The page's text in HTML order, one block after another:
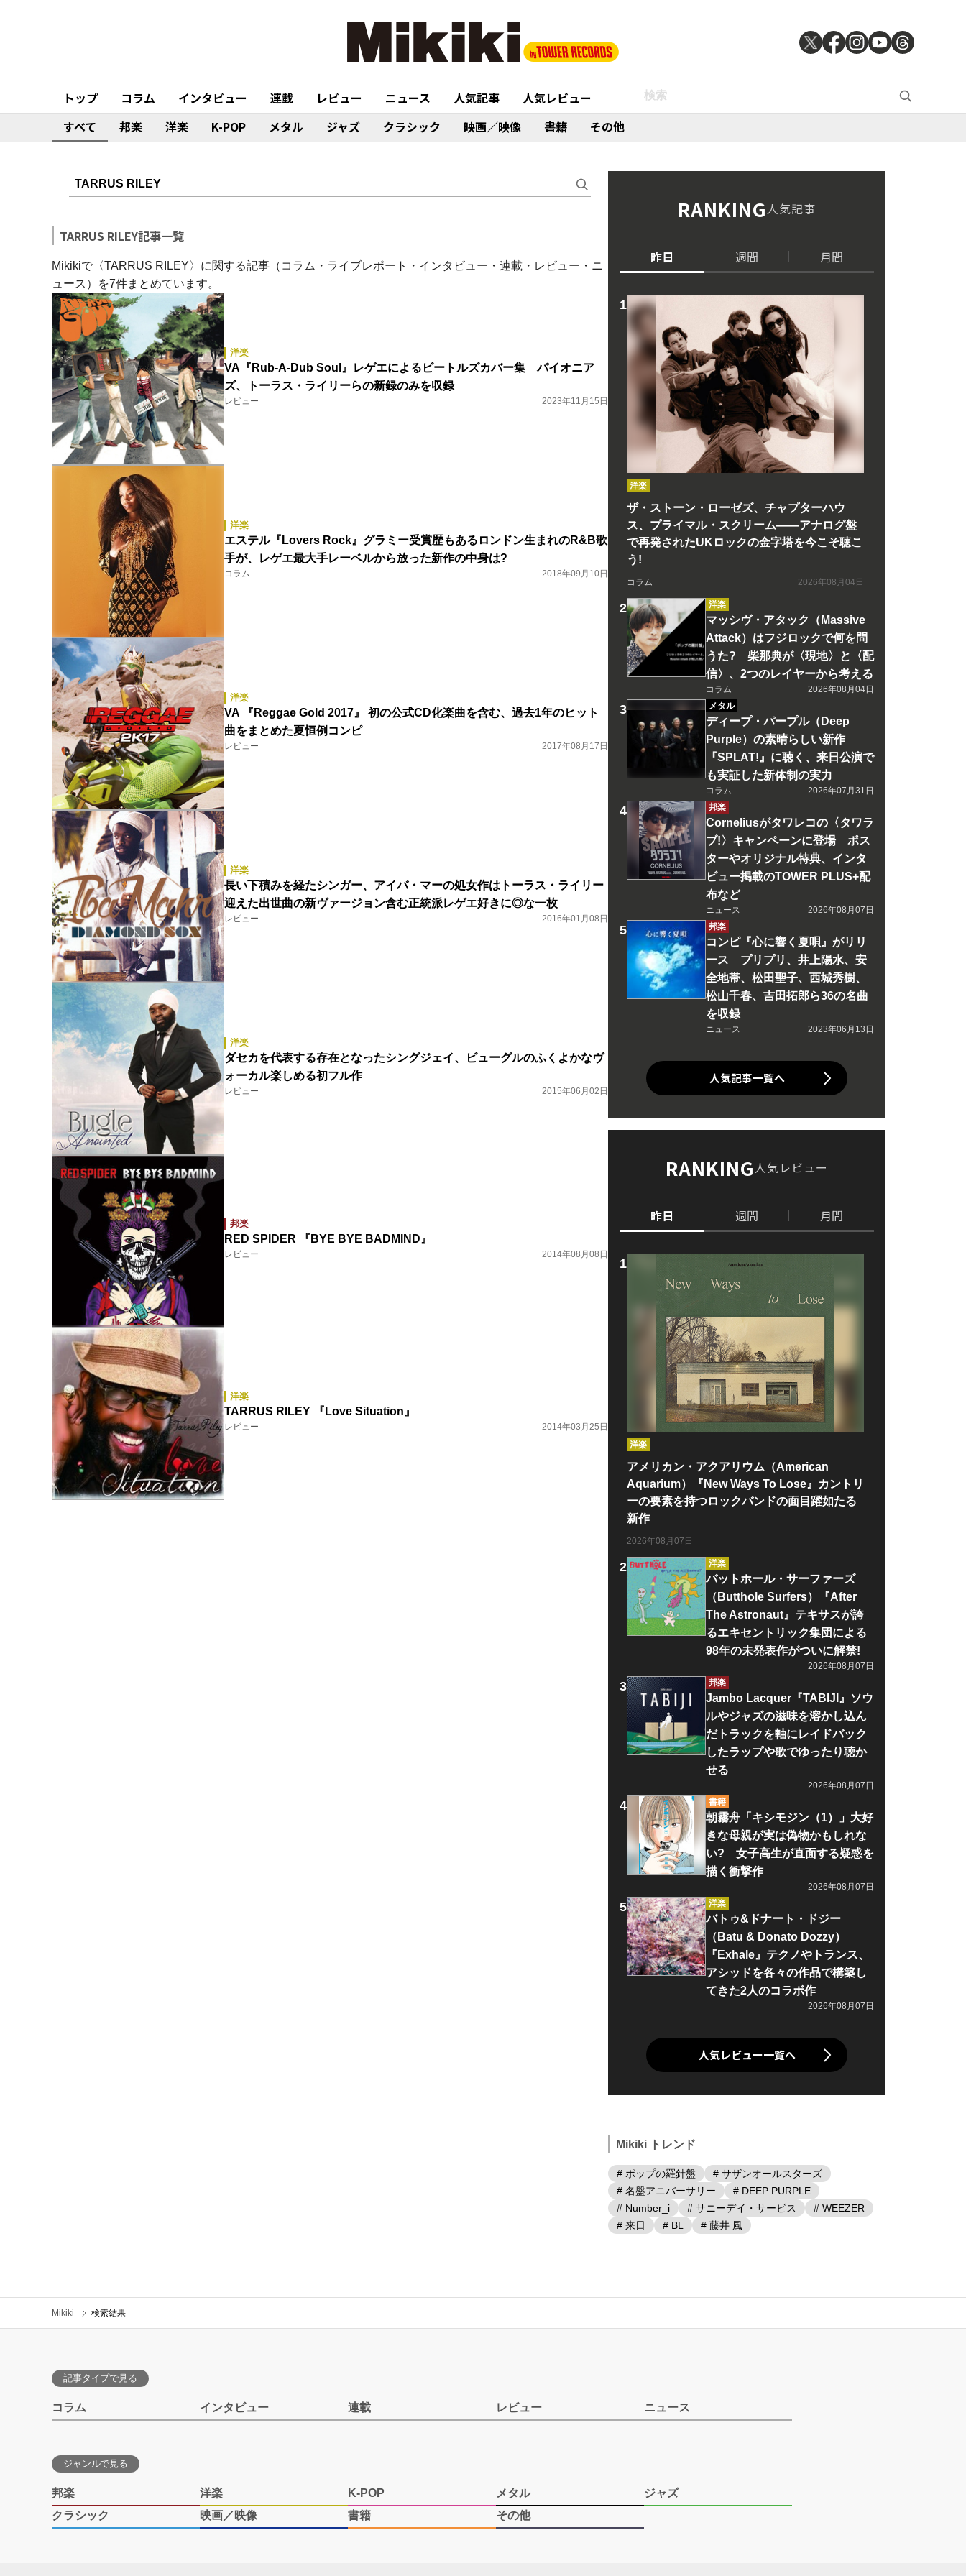
トップ コラム インタビュー 連載 レビュー ニュース 人気記事
人気レビュー
すべて
邦楽 洋楽 K-POP メタル ジャズ クラシック 映画／映像 書籍 その他
TARRUS RILEY記事一覧
Mikikiで〈TARRUS RILEY〉に関する記事（コラム・ライブレポート・インタビュー・連載・レビュー・ニ
ュース）を7件まとめています。
洋楽
VA『Rub-A-Dub Soul』レゲエによるビートルズカバー集 パイオニア
ズ、トーラス・ライリーらの新録のみを収録
レビュー 2023年11月15日
洋楽
エステル『Lovers Rock』グラミー受賞歴もあるロンドン生まれのR&B歌
手が、レゲエ最大手レーベルから放った新作の中身は?
コラム 2018年09月10日
洋楽
VA 『Reggae Gold 2017』 初の公式CD化楽曲を含む、過去1年のヒット
曲をまとめた夏恒例コンピ
レビュー 2017年08月17日
洋楽
長い下積みを経たシンガー、アイバ・マーの処女作はトーラス・ライリー
迎えた出世曲の新ヴァージョン含む正統派レゲエ好きに◎な一枚
レビュー 2016年01月08日
洋楽
ダセカを代表する存在となったシングジェイ、ビューグルのふくよかなヴ
ォーカル楽しめる初フル作
レビュー 2015年06月02日
邦楽
RED SPIDER 『BYE BYE BADMIND』
レビュー 2014年08月08日
洋楽
TARRUS RILEY 『Love Situation』
レビュー 2014年03月25日
RANKING人気記事
昨日 週間 月間
洋楽
ザ・ストーン・ローゼズ、チャプターハウ
ス、プライマル・スクリーム――アナログ盤
で再発されたUKロックの金字塔を今こそ聴こ
う!
コラム 2026年08月04日
洋楽
マッシヴ・アタック（Massive
Attack）はフジロックで何を問
うた? 柴那典が〈現地〉と〈配
信〉、2つのレイヤーから考える
コラム
2026年08月04日
メタル
ディープ・パープル（Deep
Purple）の素晴らしい新作
『SPLAT!』に聴く、来日公演で
も実証した新体制の実力
コラム
2026年07月31日
邦楽
Corneliusがタワレコの〈タワラ
ブ!〉キャンペーンに登場 ポス
ターやオリジナル特典、インタ
ビュー掲載のTOWER PLUS+配
布など
ニュース
2026年08月07日
邦楽
コンピ『心に響く夏唄』がリリ
ース プリプリ、井上陽水、安
全地帯、松田聖子、西城秀樹、
松山千春、吉田拓郎ら36の名曲
を収録
ニュース 2023年06月13日
人気記事一覧へ
RANKING人気レビュー
昨日 週間 月間
洋楽
アメリカン・アクアリウム（American
Aquarium）『New Ways To Lose』カントリ
ーの要素を持つロックバンドの面目躍如たる
新作
2026年08月07日
洋楽
バットホール・サーファーズ
（Butthole Surfers）『After
The Astronaut』テキサスが誇
るエキセントリック集団による
98年の未発表作がついに解禁!
2026年08月07日
邦楽
Jambo Lacquer『TABIJI』ソウ
ルやジャズの滋味を溶かし込ん
だトラックを軸にレイドバック
したラップや歌でゆったり聴か
せる
2026年08月07日
書籍
朝霧舟「キシモジン（1）」大好
きな母親が実は偽物かもしれな
い? 女子高生が直面する疑惑を
描く衝撃作
2026年08月07日
洋楽
バトゥ&ドナート・ドジー
（Batu & Donato Dozzy）
『Exhale』テクノやトランス、
アシッドを各々の作品で構築し
てきた2人のコラボ作
2026年08月07日
人気レビュー一覧へ
Mikiki トレンド
# ポップの羅針盤
# サザンオールスターズ
# 名盤アニバーサリー
# DEEP PURPLE
# Number_i
# サニーデイ・サービス
# WEEZER
# 来日
# BL # 藤井 風
Mikiki 検索結果
記事タイプで見る
コラム インタビュー 連載 レビュー ニュース
ジャンルで見る
邦楽 洋楽 K-POP メタル
ジャズ
クラシック
映画／映像 書籍 その他